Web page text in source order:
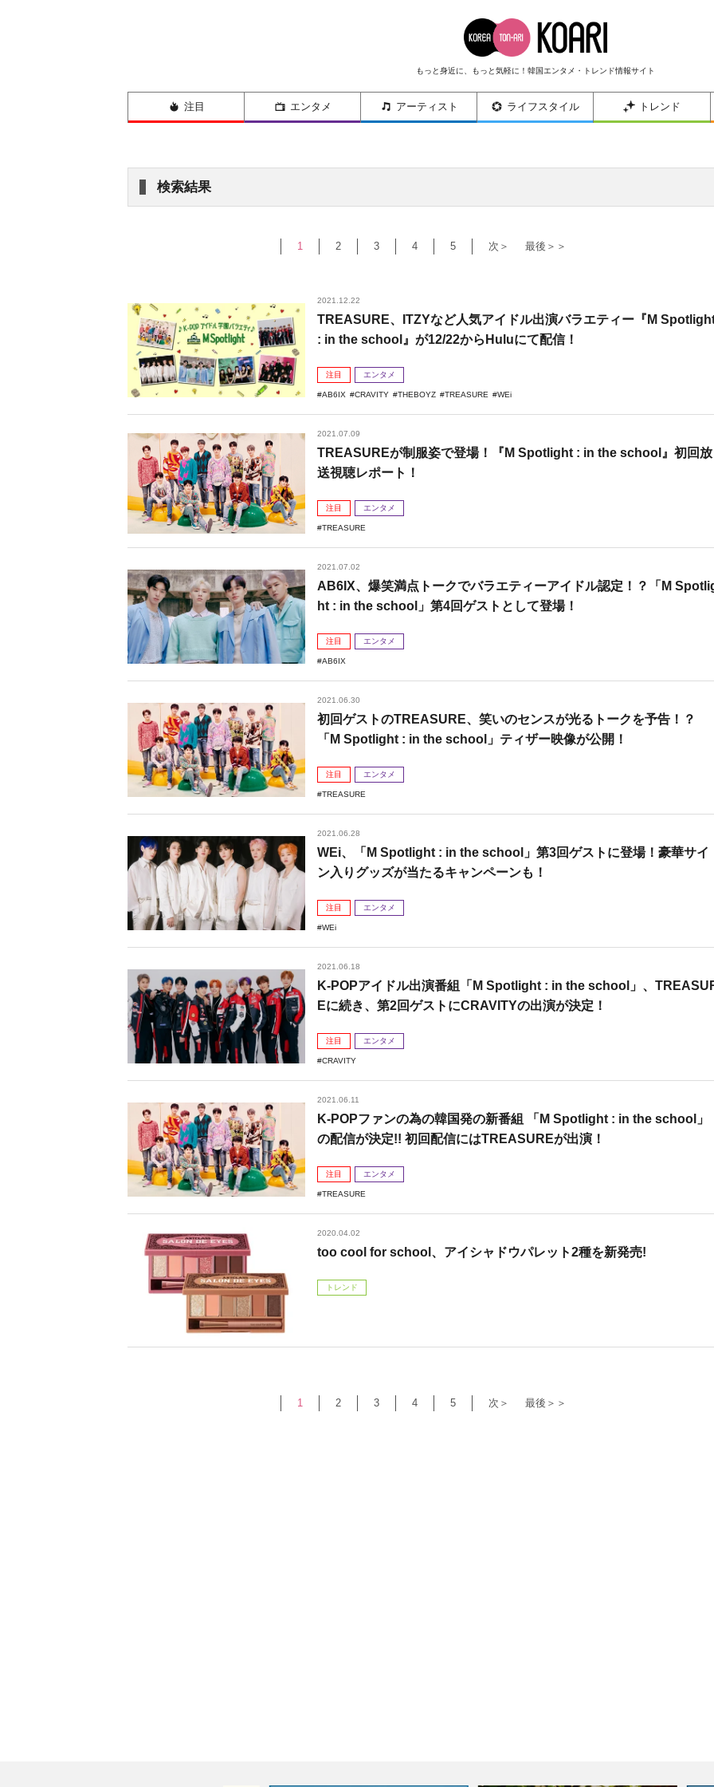
もっと身近に、もっと気軽に！韓国エンタメ・トレンド情報サイト
注目 エンタメ アーティスト ライフスタイル トレンド
検索結果
1 2 3 4 5 次＞ 最後＞＞
2021.12.22
TREASURE、ITZYなど人気アイドル出演バラエティー『M
: in the school』が12/22からHuluにて配信！
注目 エンタメ
AB6IX CRAVITY THEBOYZ TREASURE WEi
2021.07.09
TREASUREが制服姿で登場！『M Spotlight : in the school』初回放
送視聴レポート！
注目 エンタメ
TREASURE
2021.07.02
AB6IX、爆笑満点トークでバラエティーアイドル認定！？「M
ht : in the school」第4回ゲストとして登場！
注目 エンタメ
AB6IX
2021.06.30
初回ゲストのTREASURE、笑いのセンスが光るトークを予告！？
「M Spotlight : in the school」ティザー映像が公開！
注目 エンタメ
TREASURE
2021.06.28
WEi、「M Spotlight : in the school」第3回ゲストに登場！豪華サイ
ン入りグッズが当たるキャンペーンも！
注目 エンタメ
WEi
2021.06.18
K-POPアイドル出演番組「M Spotlight : in the school」、
Eに続き、第2回ゲストにCRAVITYの出演が決定！
注目 エンタメ
CRAVITY
2021.06.11
K-POPファンの為の韓国発の新番組 「M Spotlight : in the school」
の配信が決定!! 初回配信にはTREASUREが出演！
注目 エンタメ
TREASURE
2020.04.02
​too cool for school、アイシャドウパレット2種を新発売!
トレンド
1 2 3 4 5 次＞ 最後＞＞